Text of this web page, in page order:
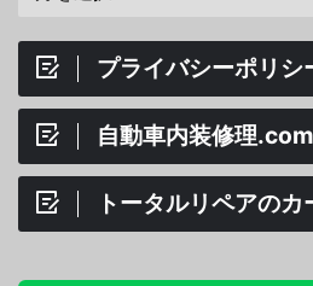
プライバシーポリシ
自動車内装修理.com
トータルリペアの